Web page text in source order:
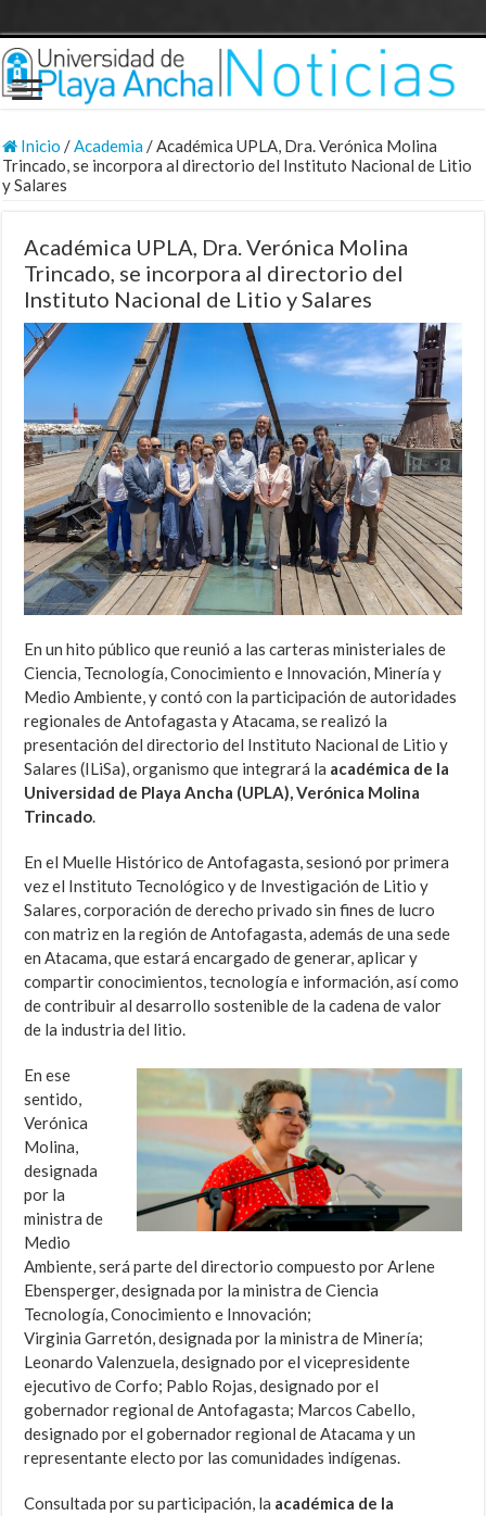
Inicio /Academia/Académica UPLA, Dra. Verónica Molina
Trincado, se incorpora al directorio del Instituto Nacional de Litio
y Salares
Académica UPLA, Dra. Verónica Molina
Trincado, se incorpora al directorio del
Instituto Nacional de Litio y Salares
En un hito público que reunió a las carteras ministeriales de
Ciencia, Tecnología, Conocimiento e Innovación, Minería y
Medio Ambiente, y contó con la participación de autoridades
regionales de Antofagasta y Atacama, se realizó la
presentación del directorio del Instituto Nacional de Litio y
Salares (ILiSa), organismo que integrará la académica de la
Universidad de Playa Ancha (UPLA), Verónica Molina
Trincado.
En el Muelle Histórico de Antofagasta, sesionó por primera
vez el Instituto Tecnológico y de Investigación de Litio y
Salares, corporación de derecho privado sin fines de lucro
con matriz en la región de Antofagasta, además de una sede
en Atacama, que estará encargado de generar, aplicar y
compartir conocimientos, tecnología e información, así como
de contribuir al desarrollo sostenible de la cadena de valor
de la industria del litio.
En ese
sentido,
Verónica
Molina,
designada
por la
ministra de
Medio
Ambiente, será parte del directorio compuesto por Arlene
Ebensperger, designada por la ministra de Ciencia
Tecnología, Conocimiento e Innovación;
Virginia Garretón, designada por la ministra de Minería;
Leonardo Valenzuela, designado por el vicepresidente
ejecutivo de Corfo; Pablo Rojas, designado por el
gobernador regional de Antofagasta; Marcos Cabello,
designado por el gobernador regional de Atacama y un
representante electo por las comunidades indígenas.
Consultada por su participación, la académica de la